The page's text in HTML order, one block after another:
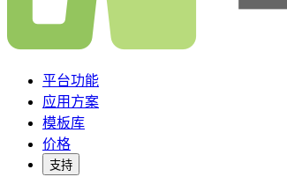
平台功能
应用方案
模板库
价格
支持